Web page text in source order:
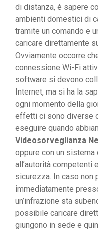
di distanza, è sapere
ambienti domestici di
tramite un comando e
caricare direttamente
Ovviamente occorre
connessione Wi-Fi
software si devono
Internet, ma si ha la
ogni momento della
effetti ci sono diverse
eseguire quando
Videosorveglianza
oppure con un
all’autorità competenti
sicurezza. In caso non
immediatamente
un’infrazione sta
possibile caricare
giungono in sede e